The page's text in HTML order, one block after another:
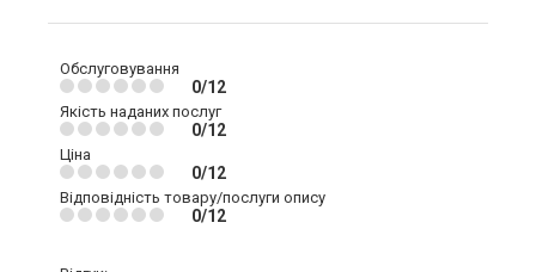
Обслуговування
0/12
Якість наданих послуг
0/12
Ціна
0/12
Відповідність товару/послуги опису
0/12